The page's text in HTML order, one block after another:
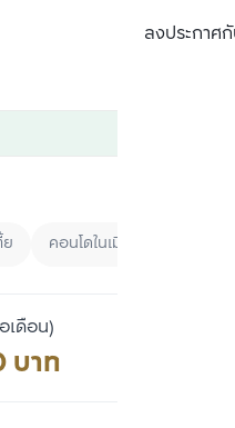
ลงประกาศกั
คอนโดในเมือง
เดือน)
บาท